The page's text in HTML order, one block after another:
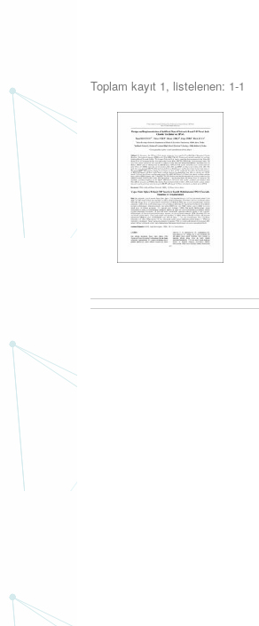
Toplam kayıt 1, listelenen: 1-1